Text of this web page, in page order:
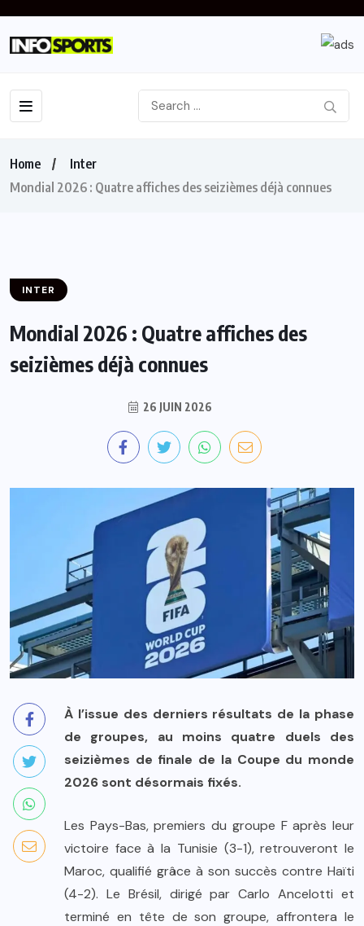
Home
Inter
Mondial 2026 : Quatre affiches des seizièmes déjà connues
INTER
Mondial 2026 : Quatre affiches des
seizièmes déjà connues
26 JUIN 2026
À l’issue des derniers résultats de la phase
de groupes, au moins quatre duels des
seizièmes de finale de la Coupe du monde
2026 sont désormais fixés.
Les Pays-Bas, premiers du groupe F après leur
victoire face à la Tunisie (3-1), retrouveront le
Maroc, qualifié grâce à son succès contre Haïti
(4-2). Le Brésil, dirigé par Carlo Ancelotti et
terminé en tête de son groupe, affrontera le